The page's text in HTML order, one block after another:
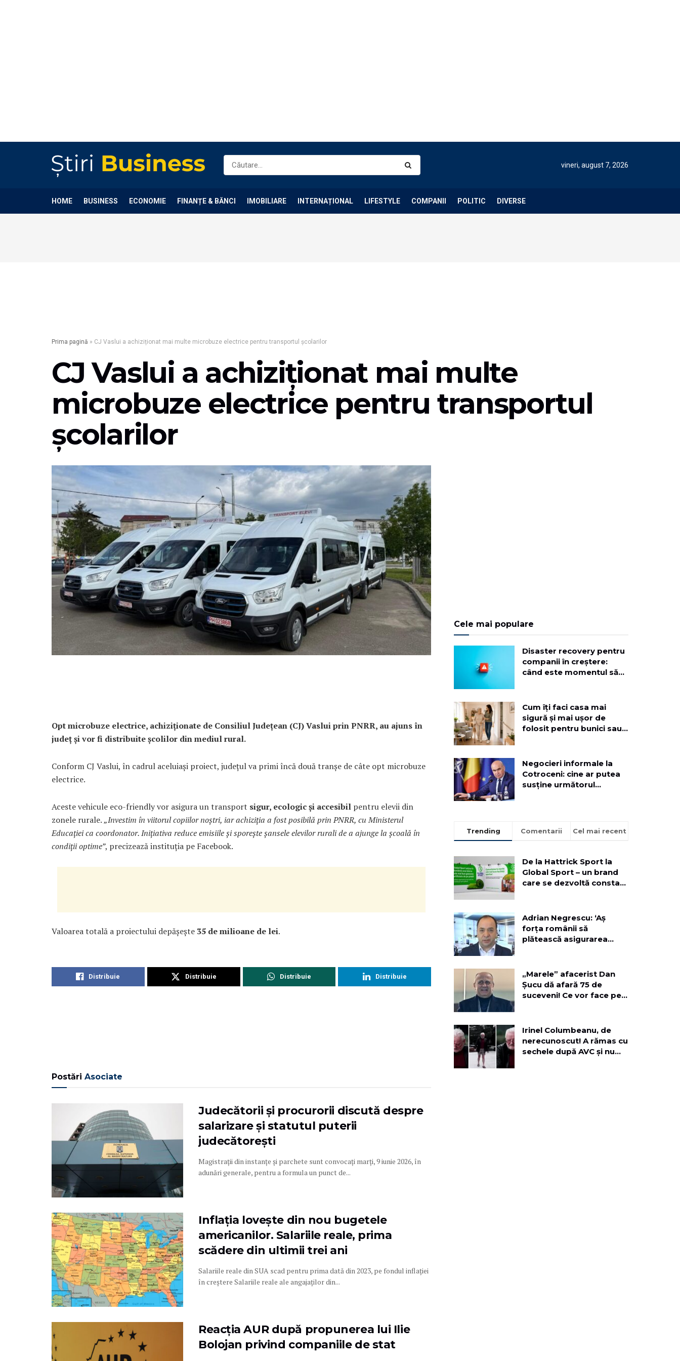
vineri, august 7, 2026
HOME BUSINESS ECONOMIE FINANȚE & BĂNCI IMOBILIARE INTERNAȚIONAL LIFESTYLE COMPANII POLITIC DIVERSE
Prima pagină » CJ Vaslui a achiziționat mai multe microbuze electrice pentru transportul şcolarilor
CJ Vaslui a achiziționat mai multe
microbuze electrice pentru transportul
şcolarilor
Opt microbuze electrice, achiziționate de Consiliul Județean (CJ) Vaslui prin PNRR, au ajuns în
județ și vor fi distribuite școlilor din mediul rural.
Conform CJ Vaslui, în cadrul aceluiași proiect, județul va primi încă două tranșe de câte opt microbuze
electrice.
Aceste vehicule eco-friendly vor asigura un transport sigur, ecologic și accesibil pentru elevii din
zonele rurale.„Investim în viitorul copiilor noștri, iar achiziția a fost posibilă prin PNRR, cu Ministerul
Educației ca coordonator. Inițiativa reduce emisiile și sporește șansele elevilor rurali de a ajunge la școală în
condiții optime”, precizează instituția pe Facebook.
Valoarea totală a proiectului depășește 35 de milioane de lei.
Distribuie Distribuie Distribuie Distribuie
Postări Asociate
Judecătorii și procurorii discută despre
salarizare și statutul puterii
judecătorești
Magistrații din instanțe și parchete sunt convocați marți, 9 iunie 2026, în
adunări generale, pentru a formula un punct de...
Inflația lovește din nou bugetele
americanilor. Salariile reale, prima
scădere din ultimii trei ani
Salariile reale din SUA scad pentru prima dată din 2023, pe fondul inflației
în creștere Salariile reale ale angajaților din...
Reacția AUR după propunerea lui Ilie
Bolojan privind companiile de stat
Cele mai populare
Disaster recovery pentru
companii în creștere:
când este momentul să
Cum îți faci casa mai
sigură și mai ușor de
folosit pentru bunici sau
Negocieri informale la
Cotroceni: cine ar putea
susține următorul
Trending Comentarii Cel mai recent
De la Hattrick Sport la
Global Sport – un brand
care se dezvoltă constant
Adrian Negrescu: ‘Aș
forța românii să
plătească asigurarea
„Marele” afacerist Dan
Șucu dă afară 75 de
suceveni! Ce vor face pe
Irinel Columbeanu, de
nerecunoscut! A rămas cu
sechele după AVC și nu